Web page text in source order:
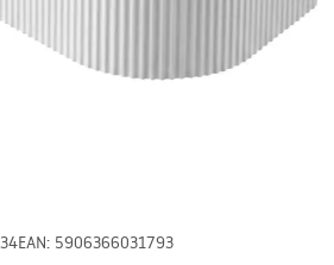
EAN: 5906366031793